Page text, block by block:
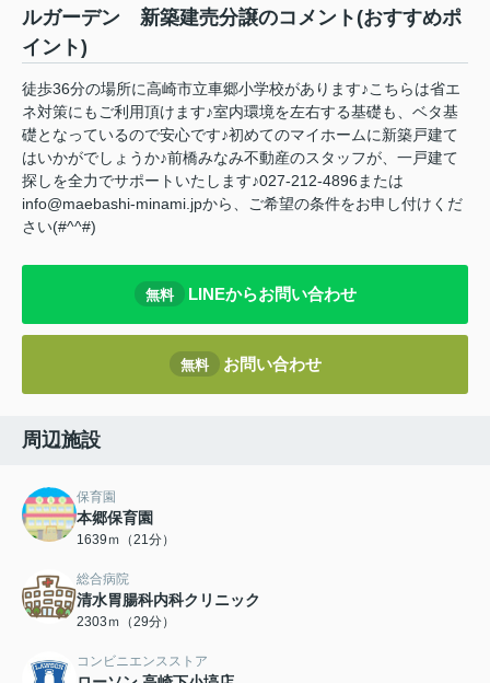
ルガーデン 新築建売分譲のコメント(おすすめポ
イント)
徒歩36分の場所に高崎市立車郷小学校があります♪こちらは省エ
ネ対策にもご利用頂けます♪室内環境を左右する基礎も、ベタ基
礎となっているので安心です♪初めてのマイホームに新築戸建て
はいかがでしょうか♪前橋みなみ不動産のスタッフが、一戸建て
探しを全力でサポートいたします♪027-212-4896または
info@maebashi-minami.jpから、ご希望の条件をお申し付けくだ
さい(#^^#)
無料 LINEからお問い合わせ
無料 お問い合わせ
周辺施設
保育園
本郷保育園
1639ｍ（21分）
総合病院
清水胃腸科内科クリニック
2303ｍ（29分）
コンビニエンスストア